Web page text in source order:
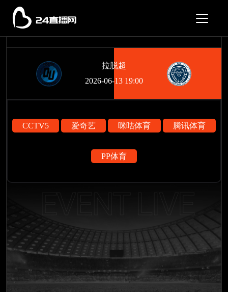
拉脱超
2026-06-13 19:00
CCTV5 爱奇艺 咪咕体育 腾讯体育
PP体育